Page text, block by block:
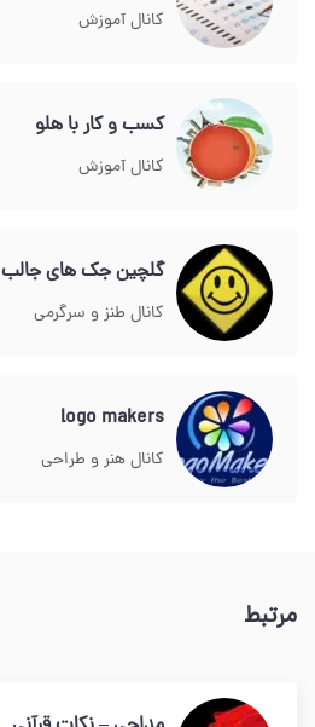
کانال آموزش
کسب و کار با هلو
کانال آموزش
گلچین جک های جالب
کانال طنز و سرگرمی
logo makers
کانال هنر و طراحی
مرتبط